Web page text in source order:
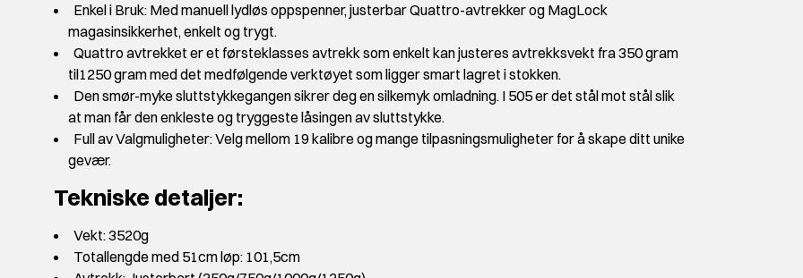
Enkel i Bruk: Med manuell lydløs oppspenner, justerbar Quattro-avtrekker og MagLock
magasinsikkerhet, enkelt og trygt.
Quattro avtrekket er et førsteklasses avtrekk som enkelt kan justeres avtrekksvekt fra 350 gram
til1250 gram med det medfølgende verktøyet som ligger smart lagret i stokken.
Den smør-myke sluttstykkegangen sikrer deg en silkemyk omladning. I 505 er det stål mot stål slik
at man får den enkleste og tryggeste låsingen av sluttstykke.
Full av Valgmuligheter: Velg mellom 19 kalibre og mange tilpasningsmuligheter for å skape ditt unike
gevær.
Tekniske detaljer:
Vekt: 3520g
Totallengde med 51cm løp: 101,5cm